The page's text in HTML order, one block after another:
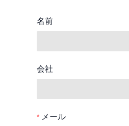
名前
会社
メール